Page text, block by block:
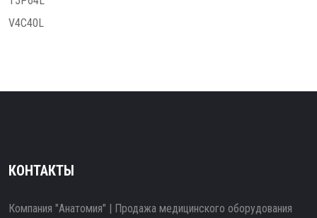
V4C40L
КОНТАКТЫ
Компания "Анатомия" | Продажа медицинского оборудования